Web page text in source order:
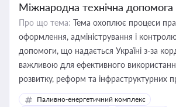
Міжнародна технічна допомога
Про що тема: Тема охоплює процеси
оформлення, адміністрування і контролю
допомоги, що надається Україні з-за
важливою для ефективного
розвитку, реформ та інфраструктурних
Паливно-енергетичний комплекс